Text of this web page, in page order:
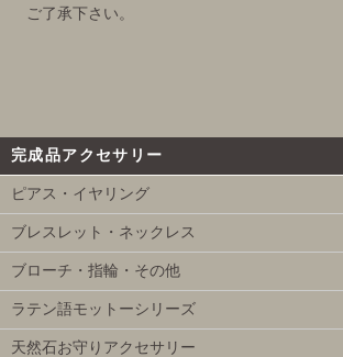
ご了承下さい。
完成品アクセサリー
ピアス・イヤリング
ブレスレット・ネックレス
ブローチ・指輪・その他
ラテン語モットーシリーズ
天然石お守りアクセサリー